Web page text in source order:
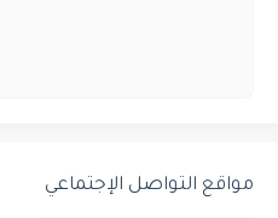
مواقع التواصل الإجتماعي